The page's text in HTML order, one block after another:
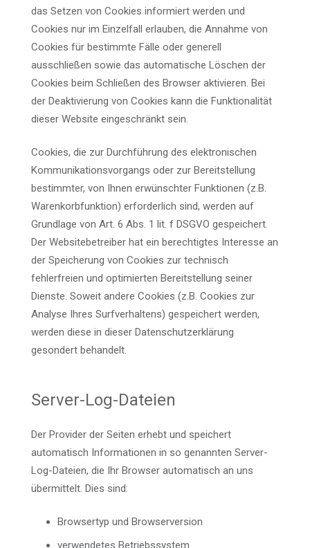
das Setzen von Cookies informiert werden und
Cookies nur im Einzelfall erlauben, die Annahme von
Cookies für bestimmte Fälle oder generell
ausschließen sowie das automatische Löschen der
Cookies beim Schließen des Browser aktivieren. Bei
der Deaktivierung von Cookies kann die Funktionalität
dieser Website eingeschränkt sein.
Cookies, die zur Durchführung des elektronischen
Kommunikationsvorgangs oder zur Bereitstellung
bestimmter, von Ihnen erwünschter Funktionen (z.B.
Warenkorbfunktion) erforderlich sind, werden auf
Grundlage von Art. 6 Abs. 1 lit. f DSGVO gespeichert.
Der Websitebetreiber hat ein berechtigtes Interesse an
der Speicherung von Cookies zur technisch
fehlerfreien und optimierten Bereitstellung seiner
Dienste. Soweit andere Cookies (z.B. Cookies zur
Analyse Ihres Surfverhaltens) gespeichert werden,
werden diese in dieser Datenschutzerklärung
gesondert behandelt.
Server-Log-Dateien
Der Provider der Seiten erhebt und speichert
automatisch Informationen in so genannten Server-
Log-Dateien, die Ihr Browser automatisch an uns
übermittelt. Dies sind:
Browsertyp und Browserversion
verwendetes Betriebssystem